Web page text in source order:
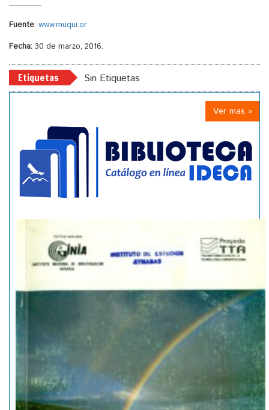
Fuente: www.muqui.or
Fecha: 30 de marzo, 2016.
Etiquetas Sin Etiquetas
Ver mas »